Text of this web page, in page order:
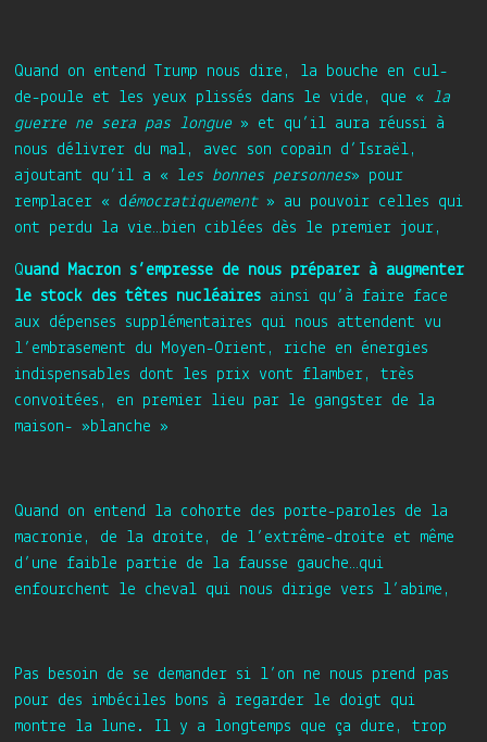
Quand on entend Trump nous dire, la bouche en cul-
de-poule et les yeux plissés dans le vide, que « la
guerre ne sera pas longue » et qu’il aura réussi à
nous délivrer du mal, avec son copain d’Israël,
ajoutant qu’il a « les bonnes personnes» pour
remplacer « démocratiquement » au pouvoir celles qui
ont perdu la vie…bien ciblées dès le premier jour,
Quand Macron s’empresse de nous préparer à augmenter
le stock des têtes nucléaires ainsi qu’à faire face
aux dépenses supplémentaires qui nous attendent vu
l’embrasement du Moyen-Orient, riche en énergies
indispensables dont les prix vont flamber, très
convoitées, en premier lieu par le gangster de la
maison- »blanche »
Quand on entend la cohorte des porte-paroles de la
macronie, de la droite, de l’extrême-droite et même
d’une faible partie de la fausse gauche…qui
enfourchent le cheval qui nous dirige vers l’abime,
Pas besoin de se demander si l’on ne nous prend pas
pour des imbéciles bons à regarder le doigt qui
montre la lune. Il y a longtemps que ça dure, trop